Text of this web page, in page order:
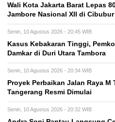
Wali Kota Jakarta Barat Lepas
Jambore Nasional XII di Cibubur
Senin, 10 Agustus 2026 - 20:45 WIB
Kasus Kebakaran Tinggi,
Damkar di Duri Utara Tambora
Senin, 10 Agustus 2026 - 20:34 WIB
Proyek Perbaikan Jalan Raya M
Tangerang Resmi Dimulai
Senin, 10 Agustus 2026 - 20:32 WIB